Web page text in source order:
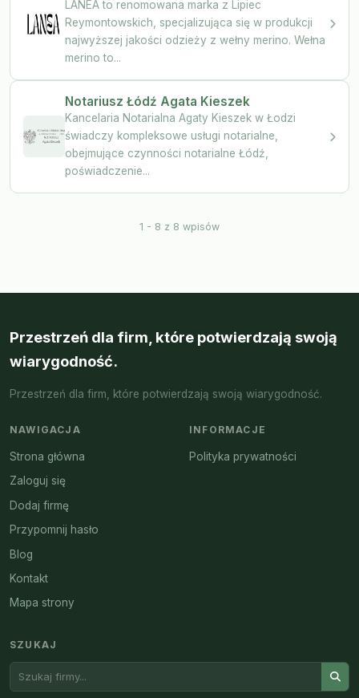
LANEA to renomowana marka z Lipiec
Reymontowskich, specjalizująca się w produkcji
najwyższej jakości odzieży z wełny merino. Wełna
merino to...
Notariusz Łódź Agata Kieszek
Kancelaria Notarialna Agaty Kieszek w Łodzi
świadczy kompleksowe usługi notarialne,
obejmujące czynności notarialne Łódź,
poświadczenie...
1 - 8 z 8 wpisów
Przestrzeń dla firm, które potwierdzają swoją
wiarygodność.
Przestrzeń dla firm, które potwierdzają swoją wiarygodność.
NAWIGACJA
Strona główna
Zaloguj się
Dodaj firmę
Przypomnij hasło
Blog
Kontakt
Mapa strony
INFORMACJE
Polityka prywatności
SZUKAJ